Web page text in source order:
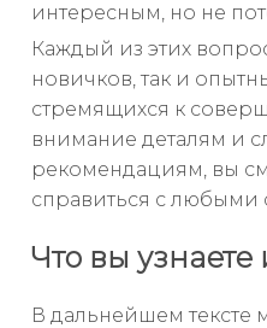
интересным, но не
Каждый из этих
новичков, так и
стремящихся к
внимание деталям и
рекомендациям, вы
справиться с любыми
Что вы узнаете
В дальнейшем тексте